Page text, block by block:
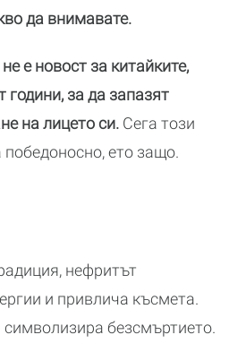
да внимавате.
е новост за китайките,
години, за да запазят
на лицето си. Сега този
ето защо.
нефритът
и привлича късмета.
безсмъртието.